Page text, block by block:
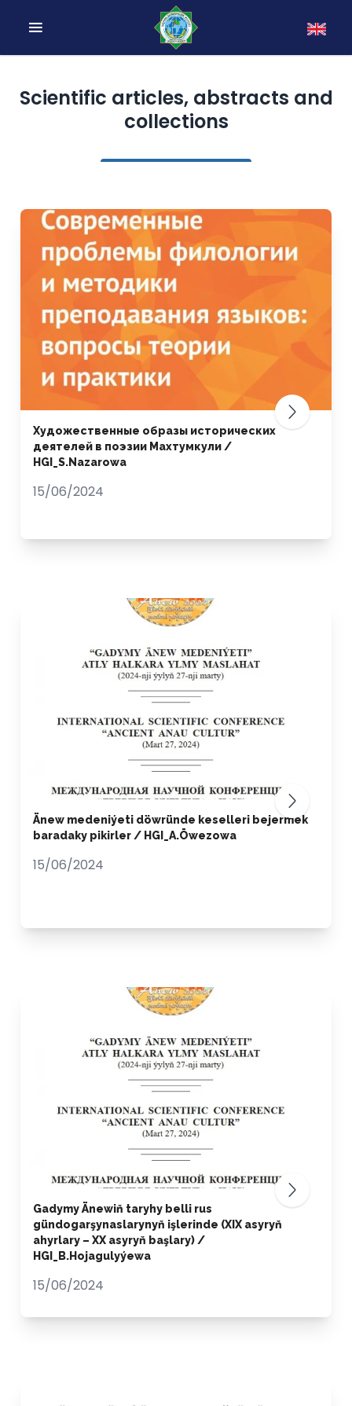
Scientific articles, abstracts and
collections
Художественные образы исторических
деятелей в поэзии Махтумкули /
HGI_S.Nazarowa
15/06/2024
Änew medeniýeti döwründe keselleri bejermek
baradaky pikirler / HGI_A.Öwezowa
15/06/2024
Gadymy Änewiň taryhy belli rus
gündogarşynaslarynyň işlerinde (ХIХ asyryň
ahyrlary – ХХ asyryň başlary) /
HGI_B.Hojagulyýewa
15/06/2024